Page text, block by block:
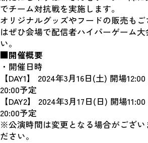
でチーム対抗戦を実施します。
オリジナルグッズやフードの販売も
はぜひ会場で配信者ハイパーゲーム
い。
■開催概要
・開催日時
【DAY1】 2024年3月16日(土) 開場
20:00予定
【DAY2】 2024年3月17日(日) 開場
20:00予定
※公演時間は変更となる場合がござい
ださい。